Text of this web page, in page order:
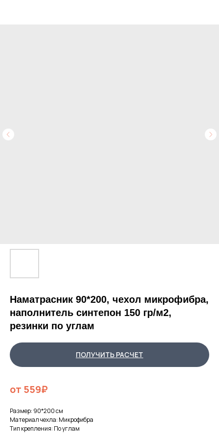
Наматрасник 90*200, чехол микрофибра,
наполнитель синтепон 150 гр/м2,
резинки по углам
ПОЛУЧИТЬ РАСЧЕТ
от 559₽
Размер: 90*200 см
Материал чехла: Микрофибра
Тип крепления: По углам